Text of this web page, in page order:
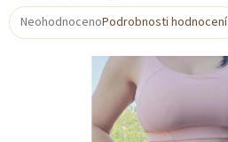
Průměrné
NeohodnocenoPodrobnosti hodnocení